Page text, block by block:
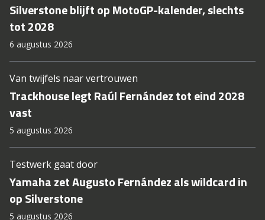
Silverstone blijft op MotoGP-kalender, slechts
tot 2028
6 augustus 2026
Van twijfels naar vertrouwen
Trackhouse legt Raúl Fernández tot eind 2028
vast
5 augustus 2026
Testwerk gaat door
Yamaha zet Augusto Fernández als wildcard in
op Silverstone
5 augustus 2026